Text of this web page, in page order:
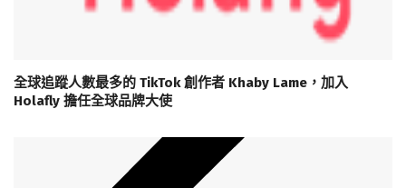
全球追蹤人數最多的 TikTok 創作者 Khaby Lame，加入
Holafly 擔任全球品牌大使